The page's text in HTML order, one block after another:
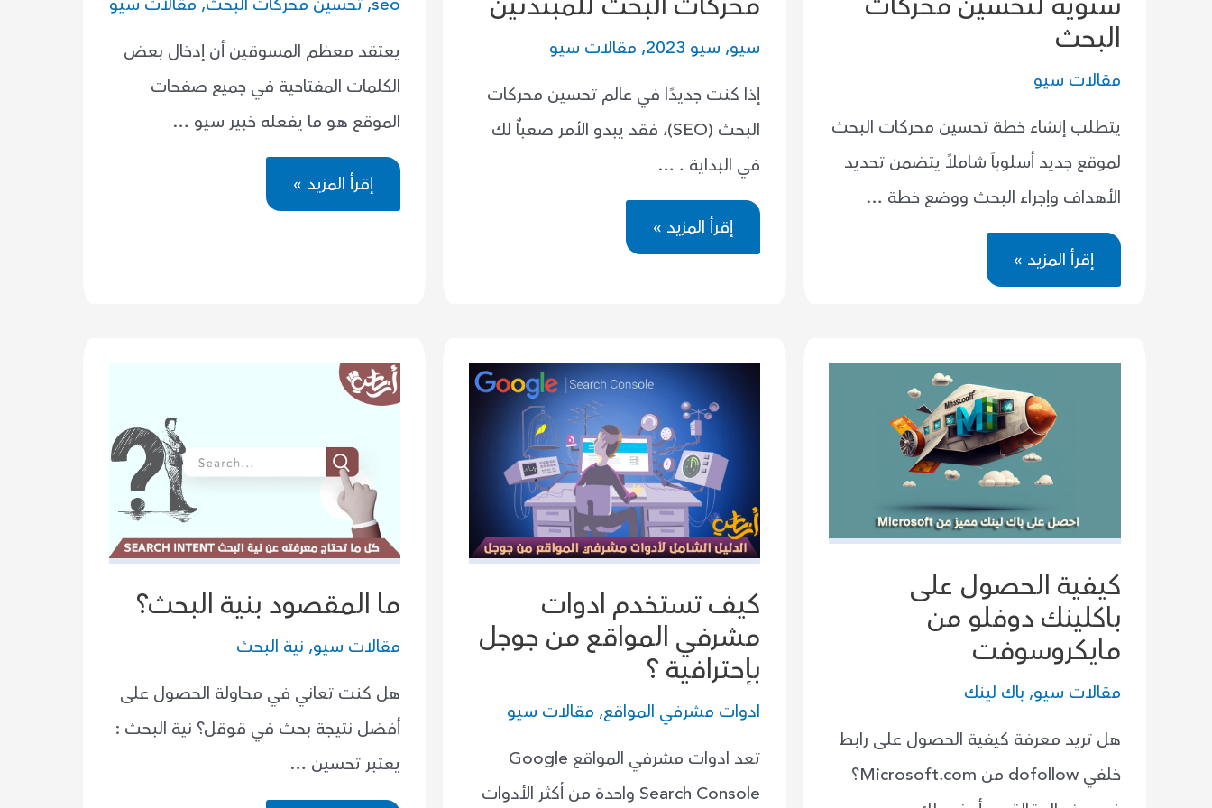
البحث
مقالات سيو
يتطلب إنشاء خطة تحسين محركات البحث
لموقع جديد أسلوباَ شاملاً يتضمن تحديد
الأهداف وإجراء البحث ووضع خطة …
كيف
تقوم
بإنشاء
البحث
إقرأ المزيد »
سيو, سيو 2023 , مقالات سيو
إذا كنت جديدًا في عالم تحسين محركات
البحث (SEO)، فقد يبدو الأمر صعباٌ لك
في البداية . …
15
خطوة
عملية
إقرأ المزيد »
يعتقد معظم المسوقين أن إدخال بعض
الكلمات المفتاحية في جميع صفحات
الموقع هو ما يفعله خبير سيو …
ما
هي
مهام
إقرأ المزيد »
كيفية الحصول على
باكلينك دوفلو من
مايكروسوفت
مقالات سيو, باك لينك
هل تريد معرفة كيفية الحصول على رابط
خلفي dofollow من Microsoft.com؟
كيف تستخدم ادوات
مشرفي المواقع من جوجل
بإحترافية ؟
ادوات مشرفي المواقع, مقالات سيو
تعد ادوات مشرفي المواقع Google
Search Console واحدة من أكثر الأدوات
ما المقصود بنية البحث؟
مقالات سيو, نية البحث
هل كنت تعاني في محاولة الحصول على
أفضل نتيجة بحث في قوقل؟ نية البحث :
يعتبر تحسين …